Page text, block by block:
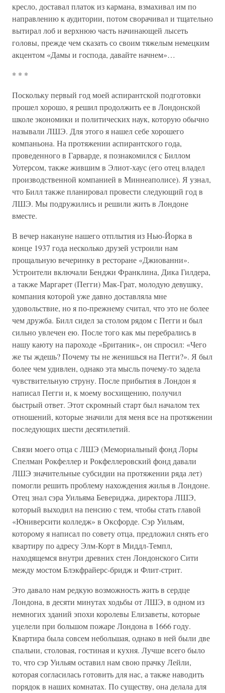
кресло, доставал платок из кармана, взмахивал им по
направлению к аудитории, потом сворачивал и тщательно
вытирал лоб и верхнюю часть начинающей лысеть
головы, прежде чем сказать со своим тяжелым немецким
акцентом «Дамы и господа, давайте начнем»…
* * *
Поскольку первый год моей аспирантской подготовки
прошел хорошо, я решил продолжить ее в Лондонской
школе экономики и политических наук, которую обычно
называли ЛШЭ. Для этого я нашел себе хорошего
компаньона. На протяжении аспирантского года,
проведенного в Гарварде, я познакомился с Биллом
Уотерсом, также жившим в Элиот-хаус (его отец владел
производственной компанией в Миннеаполисе). Я узнал,
что Билл также планировал провести следующий год в
ЛШЭ. Мы подружились и решили жить в Лондоне
вместе.
В вечер накануне нашего отплытия из Нью-Йорка в
конце 1937 года несколько друзей устроили нам
прощальную вечеринку в ресторане «Джиованни».
Устроители включали Бенджи Франклина, Дика Гилдера,
а также Маргарет (Пегги) Мак-Грат, молодую девушку,
компания которой уже давно доставляла мне
удовольствие, но я по-прежнему считал, что это не более
чем дружба. Билл сидел за столом рядом с Пегги и был
сильно увлечен ею. После того как мы перебрались в
нашу каюту на пароходе «Британик», он спросил: «Чего
же ты ждешь? Почему ты не женишься на Пегги?». Я был
более чем удивлен, однако эта мысль почему-то задела
чувствительную струну. После прибытия в Лондон я
написал Пегги и, к моему восхищению, получил
быстрый ответ. Этот скромный старт был началом тех
отношений, которые значили для меня все на протяжении
последующих шести десятилетий.
Связи моего отца с ЛШЭ (Мемориальный фонд Лоры
Спелман Рокфеллер и Рокфеллеровский фонд давали
ЛШЭ значительные субсидии на протяжении ряда лет)
помогли решить проблему нахождения жилья в Лондоне.
Отец знал сэра Уильяма Бевериджа, директора ЛШЭ,
который выходил на пенсию с тем, чтобы стать главой
«Юниверсити колледж» в Оксфорде. Сэр Уильям,
которому я написал по совету отца, предложил снять его
квартиру по адресу Элм-Корт в Миддл-Темпл,
находящемся внутри древних стен Лондонского Сити
между мостом Блэкфрайерс-бридж и Флит-стрит.
Это давало нам редкую возможность жить в сердце
Лондона, в десяти минутах ходьбы от ЛШЭ, в одном из
немногих зданий эпохи королевы Елизаветы, которые
уцелели при большом пожаре Лондона в 1666 году.
Квартира была совсем небольшая, однако в ней были две
спальни, столовая, гостиная и кухня. Лучше всего было
то, что сэр Уильям оставил нам свою прачку Лейли,
которая согласилась готовить для нас, а также наводить
порядок в наших комнатах. По существу, она делала для